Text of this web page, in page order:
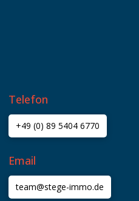
Telefon
+49 (0) 89 5404 6770
Email
team@stege-immo.de